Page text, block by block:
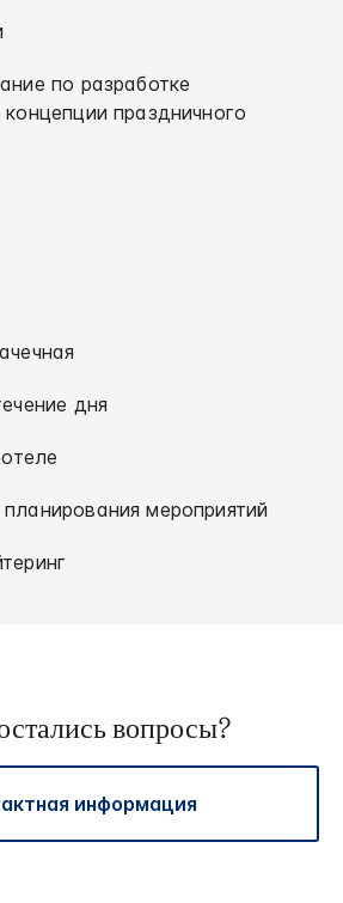
по разработке
праздничного
дня
мероприятий
вопросы?
информация